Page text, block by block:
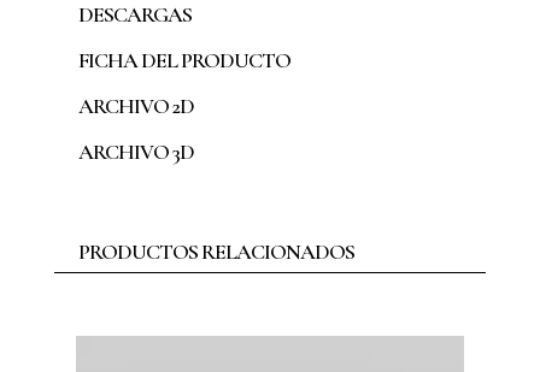
DESCARGAS
FICHA DEL PRODUCTO
ARCHIVO 2D
ARCHIVO 3D
PRODUCTOS RELACIONADOS